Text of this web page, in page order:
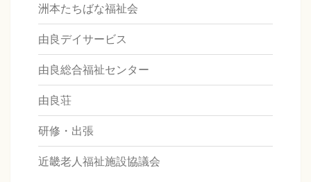
洲本たちばな福祉会
由良デイサービス
由良総合福祉センター
由良荘
研修・出張
近畿老人福祉施設協議会